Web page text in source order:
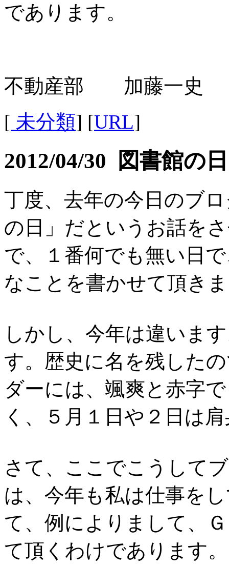
であります。
不動産部 加藤一史
[ 未分類] [URL]
2012/04/30 図書館の日
丁度、去年の今日のブ
の日」だというお話を
で、１番何でも無い日
なことを書かせて頂き
しかし、今年は違いま
す。歴史に名を残した
ダーには、颯爽と赤字
く、５月１日や２日は
さて、ここでこうして
は、今年も私は仕事を
て、例によりまして、
て頂くわけであります